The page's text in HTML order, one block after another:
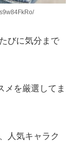
びに気分まで
メを厳選してま
人気キャラク